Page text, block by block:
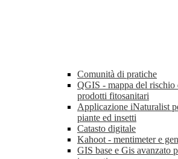
Comunità di pratiche
QGIS - mappa del rischio
prodotti fitosanitari
Applicazione iNaturalist
piante ed insetti
Catasto digitale
Kahoot - mentimeter e
GIS base e Gis avanzato